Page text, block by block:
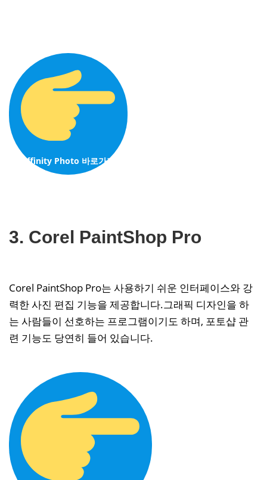
Affinity Photo 바로가기
3. Corel PaintShop Pro
Corel PaintShop Pro는 사용하기 쉬운 인터페이스와 강
력한 사진 편집 기능을 제공합니다.그래픽 디자인을 하
는 사람들이 선호하는 프로그램이기도 하며, 포토샵 관
련 기능도 당연히 들어 있습니다.